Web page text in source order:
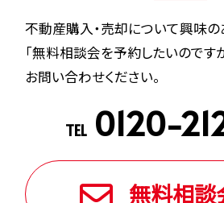
不動産購入・売却について興味
「無料相談会を予約したいのですが
お問い合わせください。
TEL 0120-
無料相談